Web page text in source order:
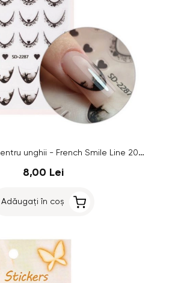
Autocolante pentru unghii - French Smile Line 20 buc, negru - SD2290
8,00 Lei
Adăugați în coș